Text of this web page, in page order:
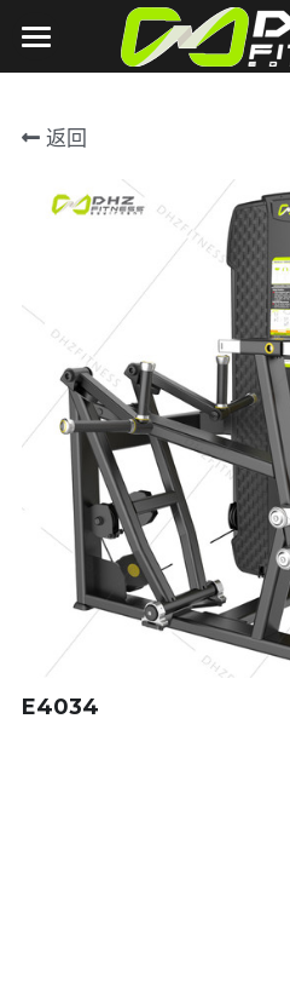
首页
关于DHZ
公司简介
公司相册
公司影像
DHZ
U2000系列
U3000系列
E7000系列
E6000系列
Y900Z系列
有氧系列
T1系列
T2系列
营销场景
客户案例
2018德国FIBO展
2018上海体博会
2018北京China fit
2018上海FIBO展
2019上海体博会
2019北京Chinafit
新闻中心
联系我们
OA系统
搜索
EN
返回
E4034